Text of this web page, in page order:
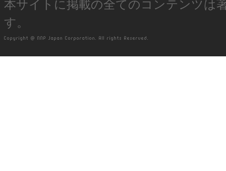
本サイトに掲載の全てのコンテンツは
す。